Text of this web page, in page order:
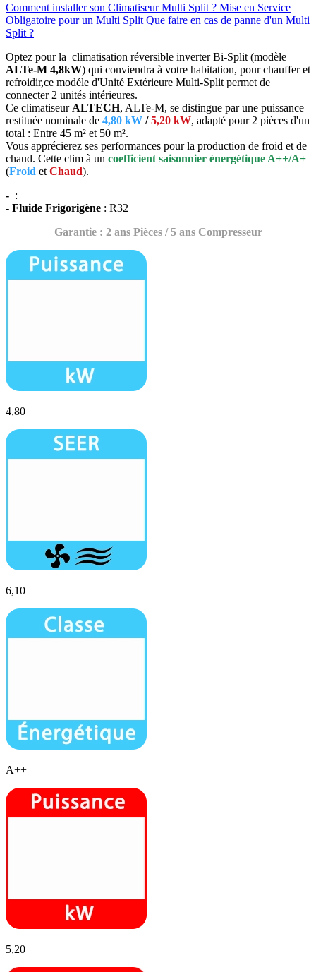
Comment installer son Climatiseur Multi Split ? Mise en Service
Obligatoire pour un Multi Split Que faire en cas de panne d'un Multi
Split ?
Optez pour la climatisation réversible inverter Bi-Split (modèle
ALTe-M 4,8kW) qui conviendra à votre habitation, pour chauffer et
refroidir,ce modéle d'Unité Extérieure Multi-Split permet de
connecter 2 unités intérieures.
Ce climatiseur ALTECH, ALTe-M, se distingue par une puissance
restituée nominale de 4,80 kW /5,20 kW, adapté pour 2 pièces d'un
total : Entre 45 m² et 50 m².
Vous apprécierez ses performances pour la production de froid et de
chaud. Cette clim à un coefficient saisonnier énergétique A++/A+
(Froid et Chaud).
- :
- Fluide Frigorigène : R32
Garantie : 2 ans Pièces / 5 ans Compresseur
4,80
6,10
A++
5,20